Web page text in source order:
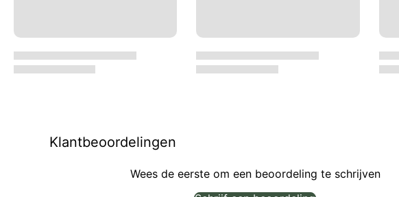
Klantbeoordelingen
Wees de eerste om een beoordeling te schrijven